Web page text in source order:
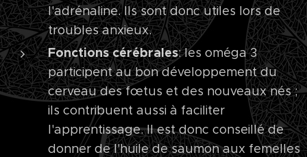
l'adrénaline. Ils sont donc utiles lors de
troubles anxieux.
Fonctions cérébrales: les oméga 3
participent au bon développement du
cerveau des fœtus et des nouveaux nés ;
ils contribuent aussi à faciliter
l'apprentissage. Il est donc conseillé de
donner de l'huile de saumon aux femelles